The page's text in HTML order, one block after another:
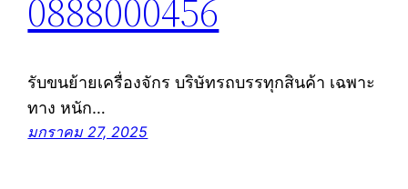
0888000456
รับขนย้ายเครื่องจักร บริษัทรถบรรทุกสินค้า เฉพาะ
ทาง หนัก…
มกราคม 27, 2025